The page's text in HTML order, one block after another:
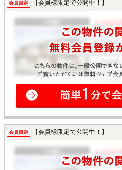
会員限定 【会員様限定で公開中！】
会員限定 【会員様限定で公開中！】